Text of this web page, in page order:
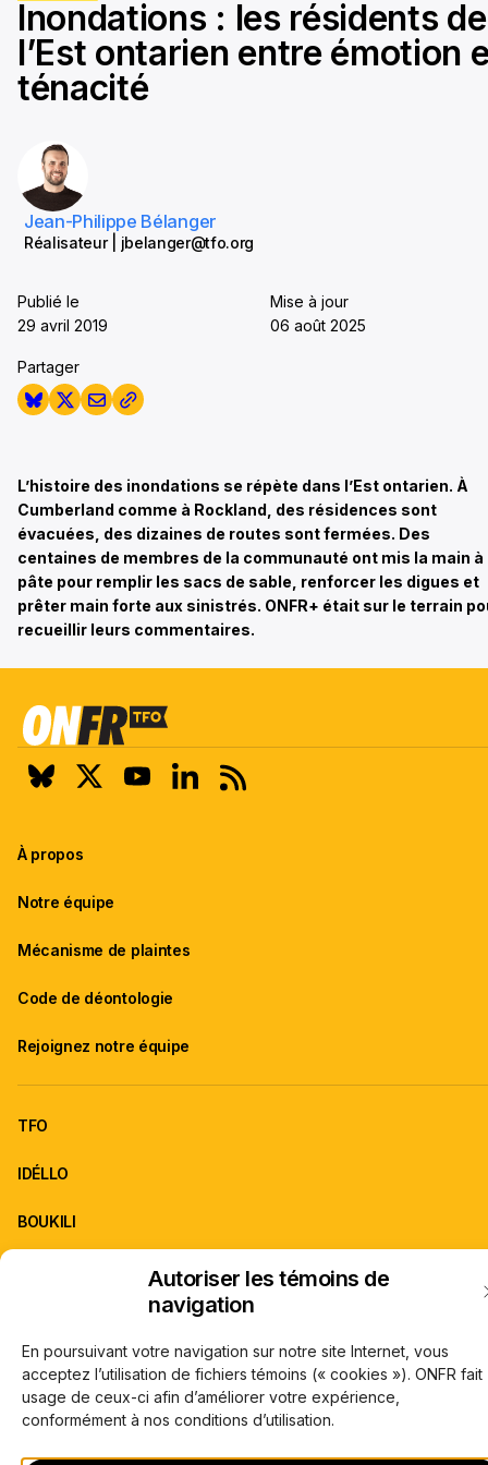
Autoriser les témoins de
navigation
En poursuivant votre navigation sur notre site Internet, vous
acceptez l’utilisation de fichiers témoins (« cookies »). ONFR fait
usage de ceux-ci afin d’améliorer votre expérience,
conformément à nos conditions d’utilisation.
seconds
Inondations : les résidents de
l’Est ontarien entre émotion
ténacité
Jean-Philippe Bélanger
Réalisateur | jbelanger@tfo.org
Publié le
29 avril 2019
Mise à jour
06 août 2025
Partager
L’histoire des inondations se répète dans l’Est ontarien. À
Cumberland comme à Rockland, des résidences sont
évacuées, des dizaines de routes sont fermées. Des
centaines de membres de la communauté ont mis la main à
pâte pour remplir les sacs de sable, renforcer les digues et
prêter main forte aux sinistrés. ONFR+ était sur le terrain
recueillir leurs commentaires.
À propos
Notre équipe
Mécanisme de plaintes
Code de déontologie
Rejoignez notre équipe
TFO
IDÉLLO
BOUKILI
ONFR est la franchise d'information de TFO.
Carrières
(TFO) 2026